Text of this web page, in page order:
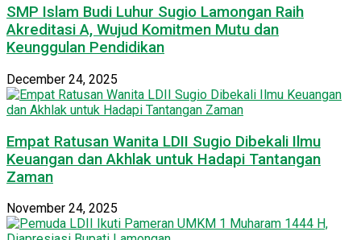
SMP Islam Budi Luhur Sugio Lamongan Raih
Akreditasi A, Wujud Komitmen Mutu dan
Keunggulan Pendidikan
December 24, 2025
Empat Ratusan Wanita LDII Sugio Dibekali Ilmu
Keuangan dan Akhlak untuk Hadapi Tantangan
Zaman
November 24, 2025